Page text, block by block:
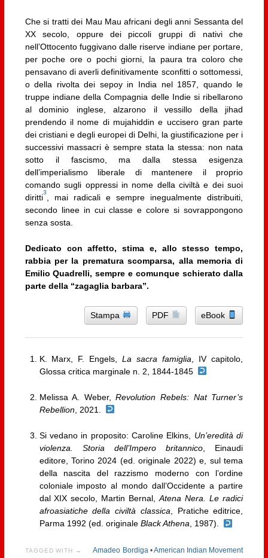
Che si tratti dei Mau Mau africani degli anni Sessanta del
XX secolo, oppure dei piccoli gruppi di nativi che
nell’Ottocento fuggivano dalle riserve indiane per portare,
per poche ore o pochi giorni, la paura tra coloro che
pensavano di averli definitivamente sconfitti o sottomessi,
o della rivolta dei sepoy in India nel 1857, quando le
truppe indiane della Compagnia delle Indie si ribellarono
al dominio inglese, alzarono il vessillo della jihad
prendendo il nome di mujahiddin e uccisero gran parte
dei cristiani e degli europei di Delhi, la giustificazione per i
successivi massacri è sempre stata la stessa: non nata
sotto il fascismo, ma dalla stessa esigenza
dell’imperialismo liberale di mantenere il proprio
comando sugli oppressi in nome della civiltà e dei suoi
diritti
3
, mai radicali e sempre inegualmente distribuiti,
secondo linee in cui classe e colore si sovrappongono
senza sosta.
Dedicato con affetto, stima e, allo stesso tempo,
rabbia per la prematura scomparsa, alla memoria di
Emilio Quadrelli, sempre e comunque schierato dalla
parte della “zagaglia barbara”.
Stampa PDF eBook
K. Marx, F. Engels,La sacra famiglia , IV capitolo,
Glossa critica marginale n. 2, 1844-1845
Melissa A. Weber,Revolution Rebels: Nat Turner’s
Rebellion, 2021.
Si vedano in proposito: Caroline Elkins, Un’eredità di
violenza. Storia dell’Impero britannico, Einaudi
editore, Torino 2024 (ed. originale 2022) e, sul tema
della nascita del razzismo moderno con l’ordine
coloniale imposto al mondo dall’Occidente a partire
dal XIX secolo, Martin Bernal,Atena Nera. Le radici
afroasiatiche della civiltà classica, Pratiche editrice,
Parma 1992 (ed. originale Black Athena, 1987).
TAGGED WITH → Amadeo Bordiga•American Indian Movement